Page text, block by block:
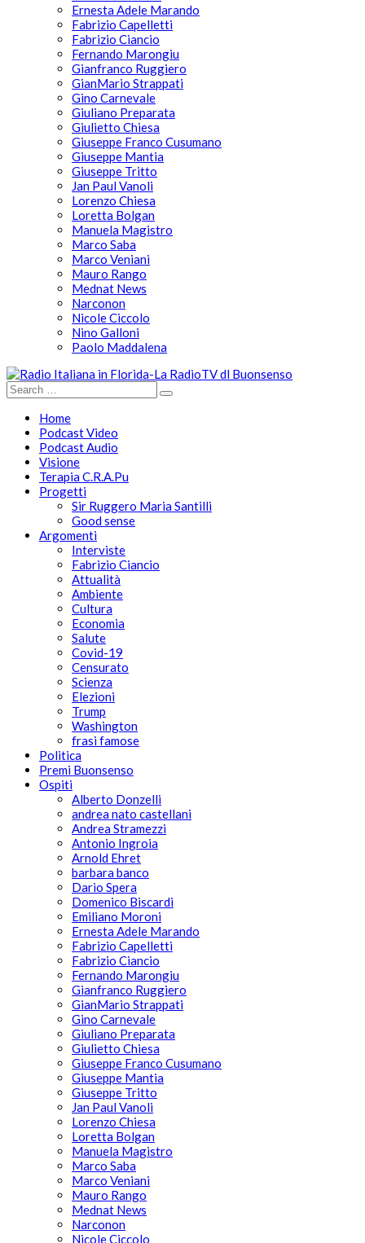
Ernesta Adele Marando
Fabrizio Capelletti
Fabrizio Ciancio
Fernando Marongiu
Gianfranco Ruggiero
GianMario Strappati
Gino Carnevale
Giuliano Preparata
Giulietto Chiesa
Giuseppe Franco Cusumano
Giuseppe Mantia
Giuseppe Tritto
Jan Paul Vanoli
Lorenzo Chiesa
Loretta Bolgan
Manuela Magistro
Marco Saba
Marco Veniani
Mauro Rango
Mednat News
Narconon
Nicole Ciccolo
Nino Galloni
Paolo Maddalena
Home
Podcast Video
Podcast Audio
Visione
Terapia C.R.A.Pu
Progetti
Sir Ruggero Maria Santilli
Good sense
Argomenti
Interviste
Fabrizio Ciancio
Attualità
Ambiente
Cultura
Economia
Salute
Covid-19
Censurato
Scienza
Elezioni
Trump
Washington
frasi famose
Politica
Premi Buonsenso
Ospiti
Alberto Donzelli
andrea nato castellani
Andrea Stramezzi
Antonio Ingroia
Arnold Ehret
barbara banco
Dario Spera
Domenico Biscardi
Emiliano Moroni
Ernesta Adele Marando
Fabrizio Capelletti
Fabrizio Ciancio
Fernando Marongiu
Gianfranco Ruggiero
GianMario Strappati
Gino Carnevale
Giuliano Preparata
Giulietto Chiesa
Giuseppe Franco Cusumano
Giuseppe Mantia
Giuseppe Tritto
Jan Paul Vanoli
Lorenzo Chiesa
Loretta Bolgan
Manuela Magistro
Marco Saba
Marco Veniani
Mauro Rango
Mednat News
Narconon
Nicole Ciccolo